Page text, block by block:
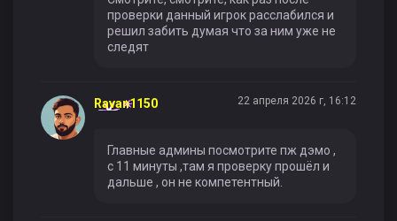
проверки данный игрок расслабился и
решил забить думая что за ним уже не
следят
Ravan1150 22 апреля 2026 г, 16:12
Главные админы посмотрите пж дэмо ,
с 11 минуты ,там я проверку прошёл и
дальше , он не компетентный.